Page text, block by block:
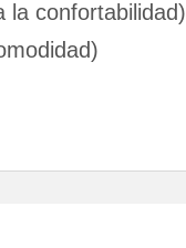
la confortabilidad)